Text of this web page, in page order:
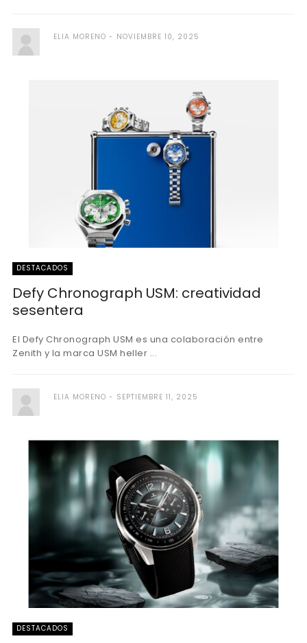
ELIA MORENO NOVIEMBRE 10, 2025
DESTACADOS
Defy Chronograph USM: creatividad
sesentera
El Defy Chronograph USM es una colaboración entre
Zenith y la marca USM heller ...
ELIA MORENO SEPTIEMBRE 11, 2025
DESTACADOS